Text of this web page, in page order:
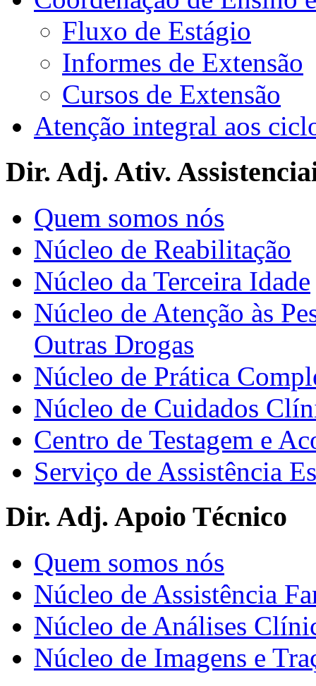
Fluxo de Estágio
Informes de Extensão
Cursos de Extensão
Atenção integral aos
Dir. Adj. Ativ.
Quem somos nós
Núcleo de Reabilitação
Núcleo da Terceira Idade
Núcleo de Atenção às
Outras Drogas
Núcleo de Prática
Núcleo de Cuidados
Centro de Testagem e
Serviço de Assistência
Dir. Adj. Apoio Técnico
Quem somos nós
Núcleo de Assistência
Núcleo de Análises
Núcleo de Imagens e